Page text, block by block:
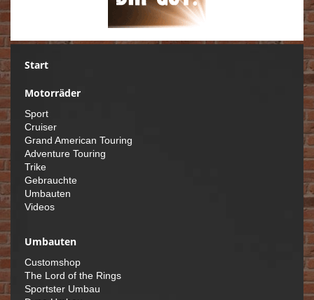
Start
Motorräder
Sport
Cruiser
Grand American Touring
Adventure Touring
Trike
Gebrauchte
Umbauten
Videos
Umbauten
Customshop
The Lord of the Rings
Sportster Umbau